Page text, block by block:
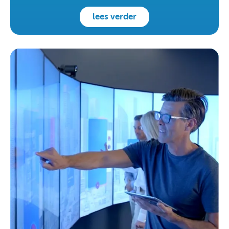
lees verder